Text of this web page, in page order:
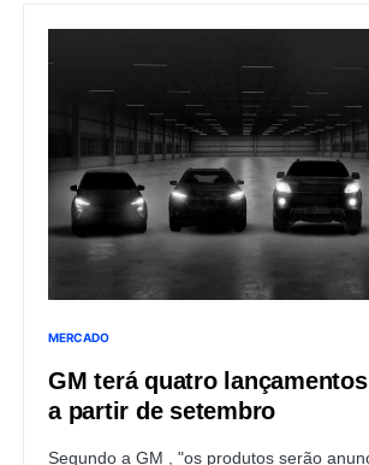
MERCADO
GM terá quatro
a partir de setembro
Segundo a GM , "os produtos serão